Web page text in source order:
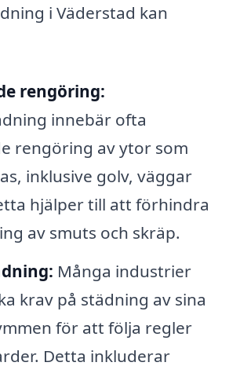
i Väderstad kan
rengöring:
innebär ofta
rengöring av ytor som
inklusive golv, väggar
hjälper till att förhindra
av smuts och skräp.
Många industrier
krav på städning av sina
för att följa regler
Detta inkluderar